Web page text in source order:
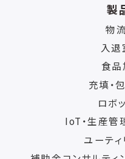
製
物
入退
食品
充填・
ロボ
IoT・生産管
ユーティ